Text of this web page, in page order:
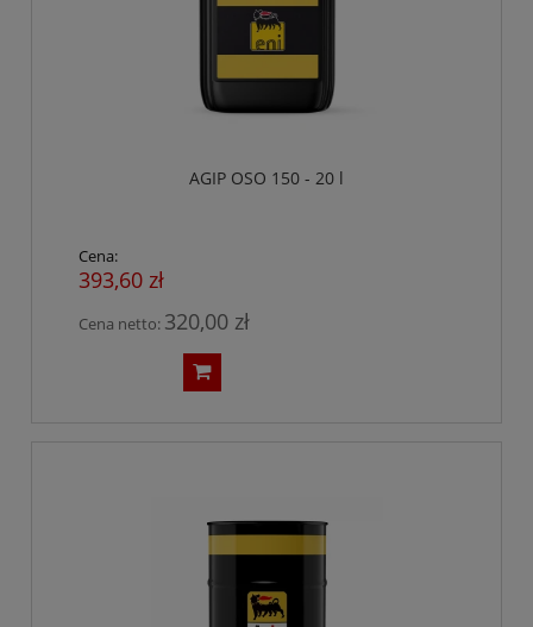
AGIP OSO 150 - 20 l
Cena:
393,60 zł
Cena netto: 320,00 zł